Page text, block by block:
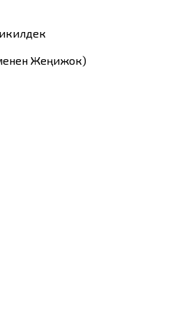
Жеңижок)